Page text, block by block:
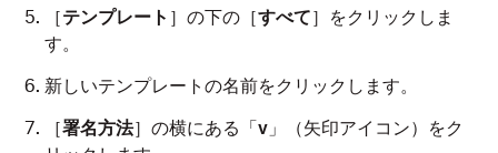
［テンプレート ］の下の［すべて］をクリックしま
す。
新しいテンプレートの名前をクリックします。
［署名方法］の横にある「v 」（矢印アイコン）をク